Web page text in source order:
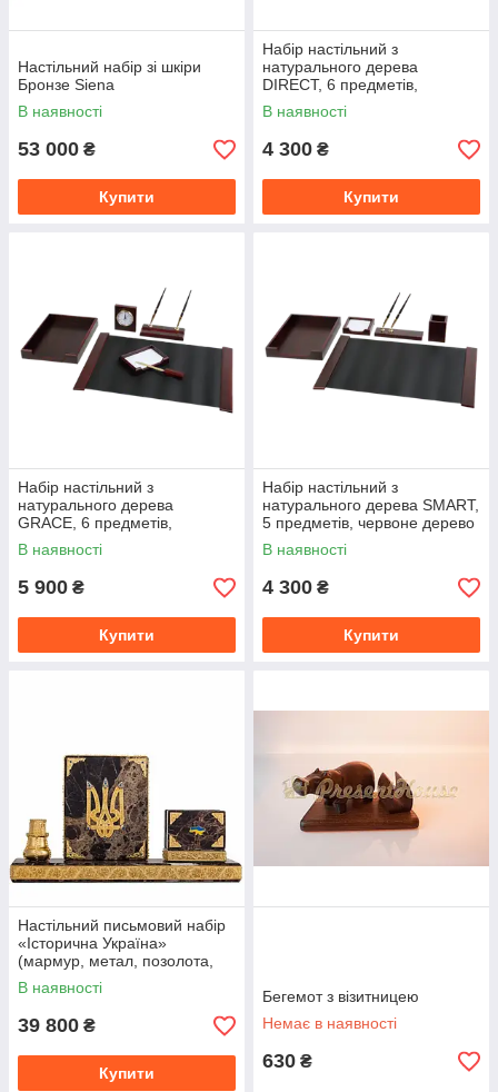
Настільний набір зі шкіри
Бронзе Siena
В наявності
53 000 ₴
Купити
Набір настільний з
натурального дерева
DIRECT, 6 предметів,
червоне дерево
В наявності
4 300 ₴
Купити
Набір настільний з
натурального дерева
GRACE, 6 предметів,
червоне дерево
В наявності
5 900 ₴
Купити
Набір настільний з
натурального дерева SMART,
5 предметів, червоне дерево
В наявності
4 300 ₴
Купити
Настільний письмовий набір
«Історична Україна»
(мармур, метал, позолота,
емалі, каміння)
В наявності
39 800 ₴
Купити
Бегемот з візитницею
Немає в наявності
630 ₴